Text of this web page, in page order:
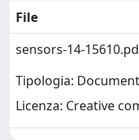
File
sensors-14-
Tipologia:
Licenza: Creative